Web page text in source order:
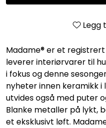
Legg
Madame® er et
leverer interiørvarer til
i fokus og denne
nyheter innen keramikk i
utvides også med puter
Blanke metaller på lykt,
et eksklusivt løft.